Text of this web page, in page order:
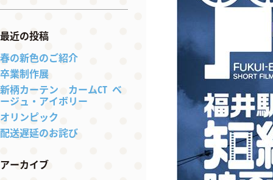
最近の投稿
春の新色のご紹介
卒業制作展
新柄カーテン カームCT ベ
ージュ・アイボリー
オリンピック
配送遅延のお詫び
アーカイブ